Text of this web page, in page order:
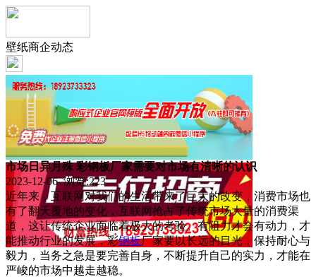
壁纸商企动态
市场日异月殊 彩钢板厂家需要对市场有清晰的认识
2023-12-06 浏览:223
近年来，互联网对我们的生活带来了巨大的改变，消费市场也
有了翻天覆地的变化，互联网抢占了传统市场大量的消费渠
道，这让传统企业面临着极大的考验。有阻力才会有动力，才
能推动行业的发展，彩钢板厂家要以长远的目光，保持耐心与
毅力，当务之急是要完善自身，不断提升自己的实力，才能在
严峻的市场中越走越稳。